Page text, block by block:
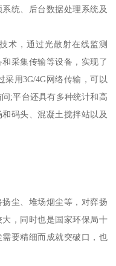
统、后台数据处理系统及
术，通过光散射在线监测
采集传输等设备，实现了
用3G/4G网络传输，可以
;平台还具有多种统计和高
码头、混凝土搅拌站以及
尘、堆场烟尘等，对弈扬
，同时也是国家环保局十
要精细而成就突破口，也